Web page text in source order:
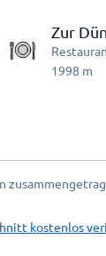
Zur
1998 m
kostenlos